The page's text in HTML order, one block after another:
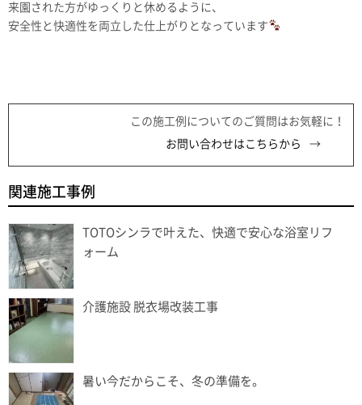
来園された方がゆっくりと休めるように、
安全性と快適性を両立した仕上がりとなっています
この施工例についてのご質問はお気軽に！
お問い合わせはこちらから
関連施工事例
TOTOシンラで叶えた、快適で安心な浴室リフ
ォーム
介護施設 脱衣場改装工事
暑い今だからこそ、冬の準備を。